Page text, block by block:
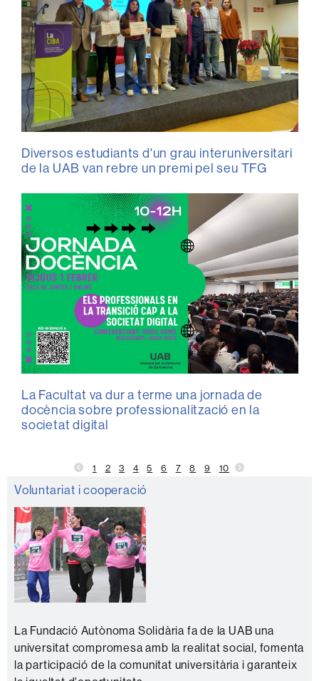
Diversos estudiants d'un grau interuniversitari
de la UAB van rebre un premi pel seu TFG
La Facultat va dur a terme una jornada de
docència sobre professionalització en la
societat digital
1 2 3 4 5 6 7 8 9 10
Informació
complementària
Voluntariat i cooperació
La Fundació Autònoma Solidària fa de la UAB una
universitat compromesa amb la realitat social, fomenta
la participació de la comunitat universitària i garanteix